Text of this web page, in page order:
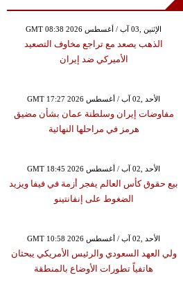
GMT 08:38 2026 الإثنين ,03 آب / أغسطس
الذهب يصعد مع تراجع مخاوف التصعيد
الأميركي ضد إيران
GMT 17:27 2026 الأحد ,02 آب / أغسطس
مفاوضات إيران وسلطنة عمان بشأن مضيق
هرمز في مراحلها النهائية
GMT 18:45 2026 الأحد ,02 آب / أغسطس
بيع حقوق كأس العالم يفجر أزمة في فيفا ويزيد
الضغوط على إنفانتينو
GMT 10:58 2026 الأحد ,02 آب / أغسطس
ولي العهد السعودي والرئيس الأمريكي يبحثان
هاتفياً تطورات الأوضاع بالمنطقة